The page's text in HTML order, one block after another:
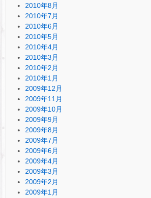
2010年8月
2010年7月
2010年6月
2010年5月
2010年4月
2010年3月
2010年2月
2010年1月
2009年12月
2009年11月
2009年10月
2009年9月
2009年8月
2009年7月
2009年6月
2009年4月
2009年3月
2009年2月
2009年1月